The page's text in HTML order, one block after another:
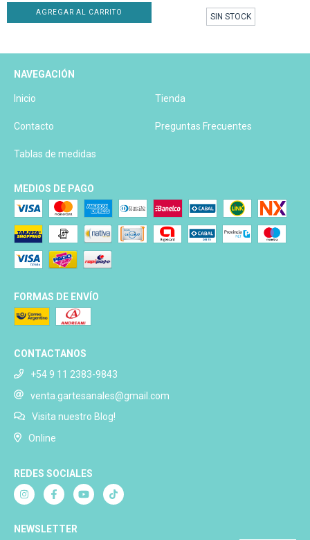
AGREGAR AL CARRITO SIN STOCK
NAVEGACIÓN
Inicio Tienda
Contacto Preguntas Frecuentes
Tablas de medidas
MEDIOS DE PAGO
FORMAS DE ENVÍO
CONTACTANOS
+54 9 11 2383-9843
venta.gartesanales@gmail.com
Visita nuestro Blog!
Online
REDES SOCIALES
NEWSLETTER